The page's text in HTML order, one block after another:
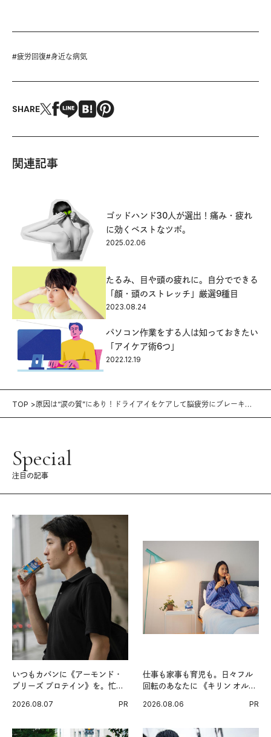
#疲労回復#身近な病気
SHARE
関連記事
ゴッドハンド30人が選出！痛み・疲れ
に効くベストなツボ。
2025.02.06
たるみ、目や頭の疲れに。自分でできる
「顔・頭のストレッチ」厳選9種目
2023.08.24
パソコン作業をする人は知っておきたい
「アイケア術6つ」
2022.12.19
TOP
原因は“涙の質”にあり！ドライアイをケアして脳疲労にブレーキ
Special
注目の記事
いつもカバンに《アーモンド・
ブリーズ プロテイン》を。忙し
グ習慣。
2026.08.07 PR
仕事も家事も育児も。日々フル
回転のあなたに 《キリン オルニ
2026.08.06 PR